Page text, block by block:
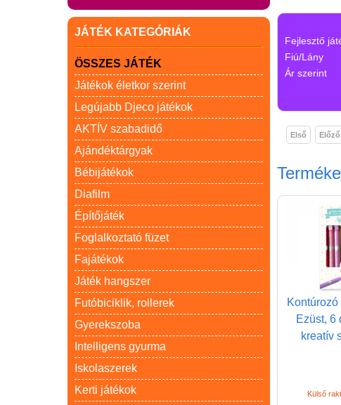
JÁTÉK KATEGÓRIÁK
ÖSSZES JÁTÉK
Játékok életkor szerint
Legújabb Djeco játékok
AKTÍV szabadidő
Ajándéktárgyak
Bébijátékok
Diafilm
Építőjáték
Foglalkoztató füzet
Fajátékok
Játék hangszer
Futóbiciklik, rollerek
Gyerekszoba
Intelligens gyurma
Iskolaszerek
Kerti játékok
Fejlesztő
Fiú/Lány
Ár szerint
Első Előző
Ezüst, 6
kreatív
Külső